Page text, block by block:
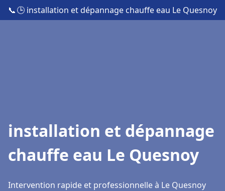
📞🕒 installation et dépannage chauffe eau Le Quesnoy
installation et dépannage
chauffe eau Le Quesnoy
Intervention rapide et professionnelle à Le Quesnoy